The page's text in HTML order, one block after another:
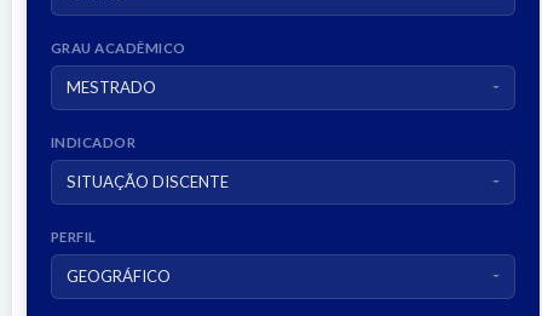
GRAU ACADÊMICO
MESTRADO
INDICADOR
SITUAÇÃO DISCENTE
PERFIL
GEOGRÁFICO